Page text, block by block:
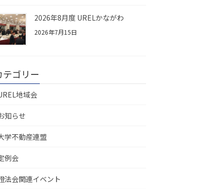
2026年8月度 URELかながわ
2026年7月15日
テゴリー
地域会
知らせ
学不動産連盟
例会
法会関連イベント